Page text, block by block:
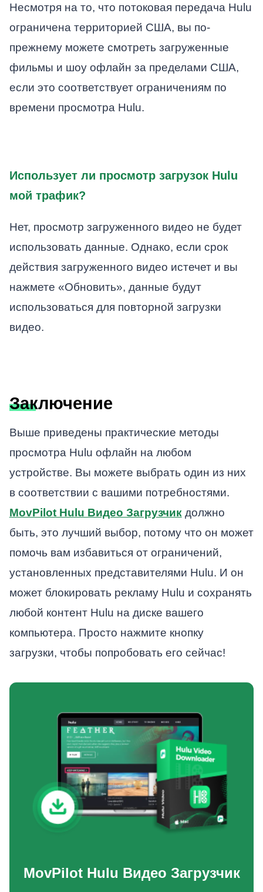
Несмотря на то, что потоковая передача Hulu
ограничена территорией США, вы по-
прежнему можете смотреть загруженные
фильмы и шоу офлайн за пределами США,
если это соответствует ограничениям по
времени просмотра Hulu.
Использует ли просмотр загрузок Hulu
мой трафик?
Нет, просмотр загруженного видео не будет
использовать данные. Однако, если срок
действия загруженного видео истечет и вы
нажмете «Обновить», данные будут
использоваться для повторной загрузки
видео.
Заключение
Выше приведены практические методы
просмотра Hulu офлайн на любом
устройстве. Вы можете выбрать один из них
в соответствии с вашими потребностями.
MovPilot Hulu Видео Загрузчикдолжно
быть, это лучший выбор, потому что он может
помочь вам избавиться от ограничений,
установленных представителями Hulu. И он
может блокировать рекламу Hulu и сохранять
любой контент Hulu на диске вашего
компьютера. Просто нажмите кнопку
загрузки, чтобы попробовать его сейчас!
MovPilot Hulu Видео Загрузчик